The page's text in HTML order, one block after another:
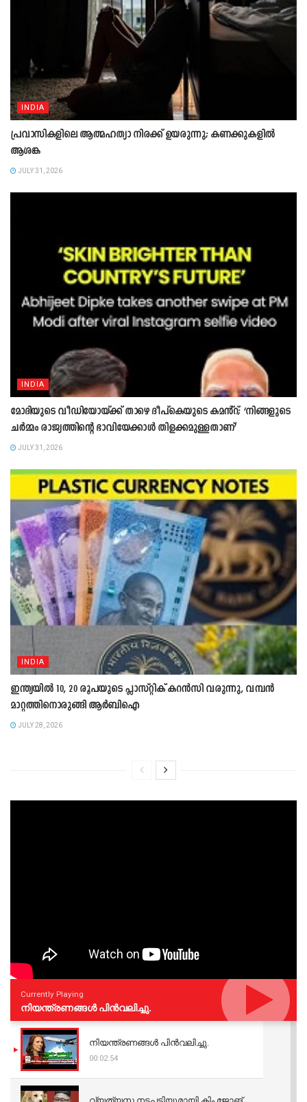
INDIA
പ്രവാസികളിലെ ആത്മഹത്യാ നിരക്ക് ഉയരുന്നു; കണക്കുകളിൽ
ആശങ്ക
JULY 31, 2026
INDIA
മോദിയുടെ വീഡിയോയ്ക്ക് താഴെ ദീപ്കെയുടെ കമൻ്റ്; ‘നിങ്ങളുടെ
ചർമ്മം രാജ്യത്തിന്റെ ഭാവിയേക്കാൾ തിളക്കമുള്ളതാണ്’
JULY 31, 2026
INDIA
ഇന്ത്യയിൽ 10, 20 രൂപയുടെ പ്ലാസ്റ്റിക് കറൻസി വരുന്നു, വമ്പൻ
മാറ്റത്തിനൊരുങ്ങി ആർബിഐ
JULY 28, 2026
Currently Playing
നിയന്ത്രണങ്ങള്‍ പിന്‍വലിച്ചു.
നിയന്ത്രണങ്ങള്‍ പിന്‍വലിച്ചു.
00:02:54